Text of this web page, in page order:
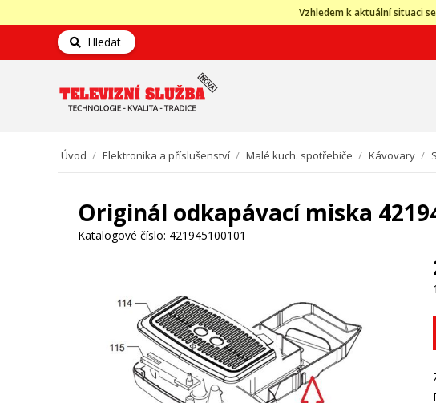
Vzhledem k aktuální situaci
Hledat
Úvod / Elektronika a příslušenství / Malé kuch. spotřebiče / Kávovary /
Originál odkapávací miska
Katalogové číslo: 421945100101